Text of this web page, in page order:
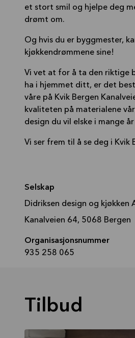
et stort smil og hjelpe deg
drømt om.
Og hvis du er byggmester,
kjøkkendrømmene sine!
Vi vet at for å ta den riktige
ha i hjemmet ditt, er det
våre på Kvik Bergen
kvaliteten på materialene
design du vil elske i mange
Vi ser frem til å se deg i Kvik
Selskap
Didriksen design og kjøkken
Kanalveien 64, 5068 Bergen
Organisasjonsnummer
935 258 065
Tilbud